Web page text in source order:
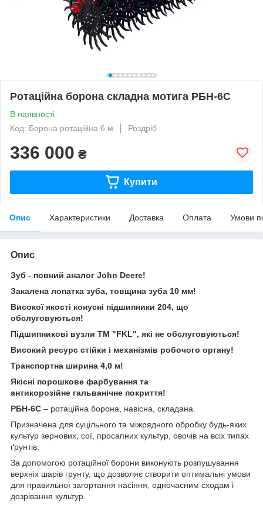
Ротаційна борона складна мотига РБН-6С
В наявності
Код: Борона ротаційна 6 м
Роздріб
336 000 ₴
Купити
Опис Характеристики Доставка Оплата Умови
Опис
Зуб - повний аналог John Deere!
Закалена лопатка зуба, товщина зуба 10 мм!
Високої якості конусні підшипники 204, що
обслуговуються!
Підшипникові вузли TM "FKL", які не обслуговуються!
Високий ресурс стійки і механізмів робочого органу!
Транспортна ширина 4,0 м!
Якісні порошкове фарбування та
антикорозійне гальванічне покриття!
РБН-6С – ротаційна борона, навісна, складана.
Призначена для суцільного та міжрядного обробку будь-яких
культур зернових, сої, просапних культур, овочів на всіх типах
ґрунтів.
За допомогою ротаційної борони виконують розпушування
верхніх шарів грунту, що дозволяє створити оптимальні умови
для правильної загортання насіння, одночасним сходам і
дозрівання культур.